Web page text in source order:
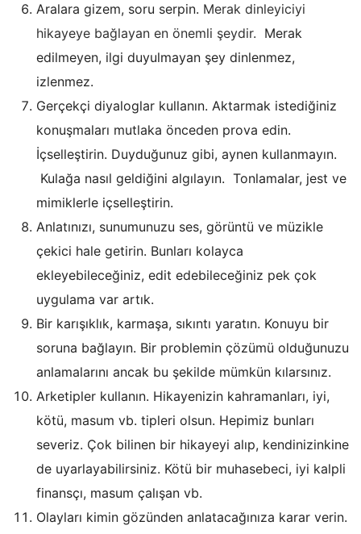
Aralara gizem, soru serpin. Merak dinleyiciyi
hikayeye bağlayan en önemli şeydir. Merak
edilmeyen, ilgi duyulmayan şey dinlenmez,
izlenmez.
Gerçekçi diyaloglar kullanın. Aktarmak istediğiniz
konuşmaları mutlaka önceden prova edin.
İçselleştirin. Duyduğunuz gibi, aynen kullanmayın.
Kulağa nasıl geldiğini algılayın. Tonlamalar, jest ve
mimiklerle içselleştirin.
Anlatınızı, sunumunuzu ses, görüntü ve müzikle
çekici hale getirin. Bunları kolayca
ekleyebileceğiniz, edit edebileceğiniz pek çok
uygulama var artık.
Bir karışıklık, karmaşa, sıkıntı yaratın. Konuyu bir
soruna bağlayın. Bir problemin çözümü olduğunuzu
anlamalarını ancak bu şekilde mümkün kılarsınız.
Arketipler kullanın. Hikayenizin kahramanları, iyi,
kötü, masum vb. tipleri olsun. Hepimiz bunları
severiz. Çok bilinen bir hikayeyi alıp, kendinizinkine
de uyarlayabilirsiniz. Kötü bir muhasebeci, iyi kalpli
finansçı, masum çalışan vb.
Olayları kimin gözünden anlatacağınıza karar verin.